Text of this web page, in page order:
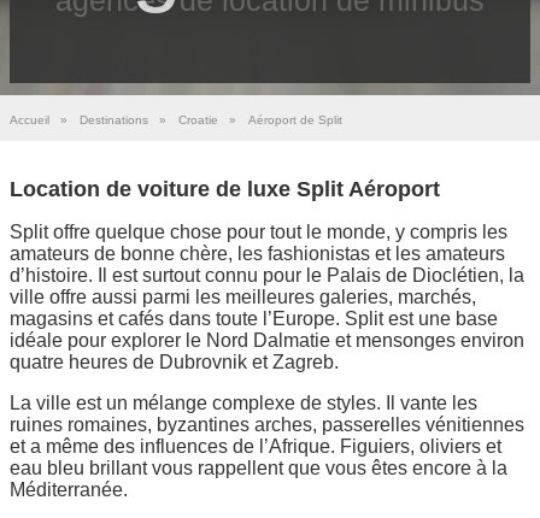
Accueil » Destinations » Croatie » Aéroport de Split
Location de voiture de luxe Split Aéroport
Split offre quelque chose pour tout le monde, y compris les
amateurs de bonne chère, les fashionistas et les amateurs
d’histoire. Il est surtout connu pour le Palais de Dioclétien, la
ville offre aussi parmi les meilleures galeries, marchés,
magasins et cafés dans toute l’Europe. Split est une base
idéale pour explorer le Nord Dalmatie et mensonges environ
quatre heures de Dubrovnik et Zagreb.
La ville est un mélange complexe de styles. Il vante les
ruines romaines, byzantines arches, passerelles vénitiennes
et a même des influences de l’Afrique. Figuiers, oliviers et
eau bleu brillant vous rappellent que vous êtes encore à la
Méditerranée.